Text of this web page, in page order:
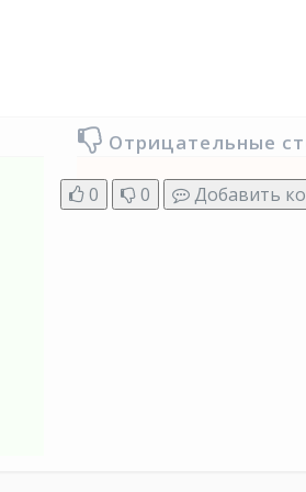
Отрицательные
0 0 Добавить